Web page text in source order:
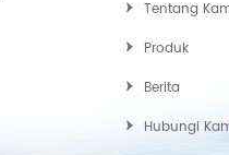
Tentang
Produk
Berita
Hubungi